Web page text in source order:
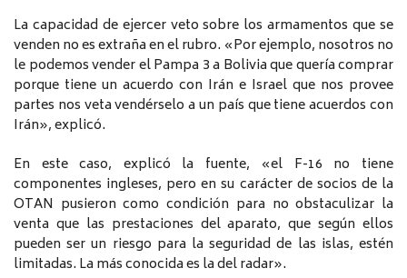
La capacidad de ejercer veto sobre los armamentos que se
venden no es extraña en el rubro. «Por ejemplo, nosotros no
le podemos vender el Pampa 3 a Bolivia que quería comprar
porque tiene un acuerdo con Irán e Israel que nos provee
partes nos veta vendérselo a un país que tiene acuerdos con
Irán», explicó.
En este caso, explicó la fuente, «el F-16 no tiene
componentes ingleses, pero en su carácter de socios de la
OTAN pusieron como condición para no obstaculizar la
venta que las prestaciones del aparato, que según ellos
pueden ser un riesgo para la seguridad de las islas, estén
limitadas. La más conocida es la del radar».